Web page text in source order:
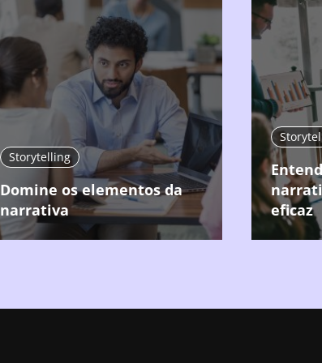
Storytelling
Domine os elementos da
narrativa
eficaz